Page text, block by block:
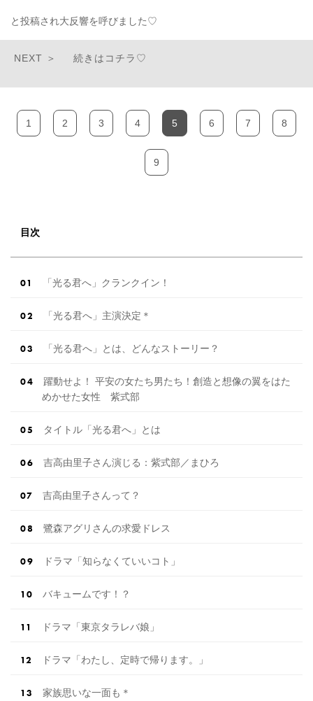
と投稿され大反響を呼びました♡
続きはコチラ♡
1 2 3 4 5 6 7 8
9
目次
「光る君へ」クランクイン！
「光る君へ」主演決定＊
「光る君へ」とは、どんなストーリー？
躍動せよ！ 平安の女たち男たち！創造と想像の翼をはた
めかせた女性 紫式部
タイトル「光る君へ」とは
吉高由里子さん演じる：紫式部／まひろ
吉高由里子さんって？
鷺森アグリさんの求愛ドレス
ドラマ「知らなくていいコト」
バキュームです！？
ドラマ「東京タラレバ娘」
ドラマ「わたし、定時で帰ります。」
家族思いな一面も＊